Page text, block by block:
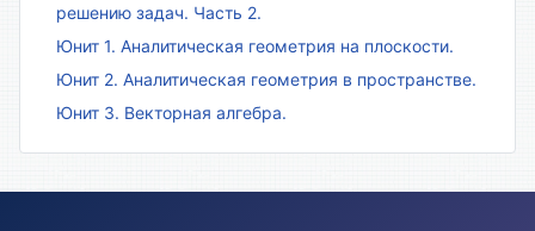
решению задач. Часть 2.
Юнит 1. Аналитическая геометрия на плоскости.
Юнит 2. Аналитическая геометрия в пространстве.
Юнит 3. Векторная алгебра.